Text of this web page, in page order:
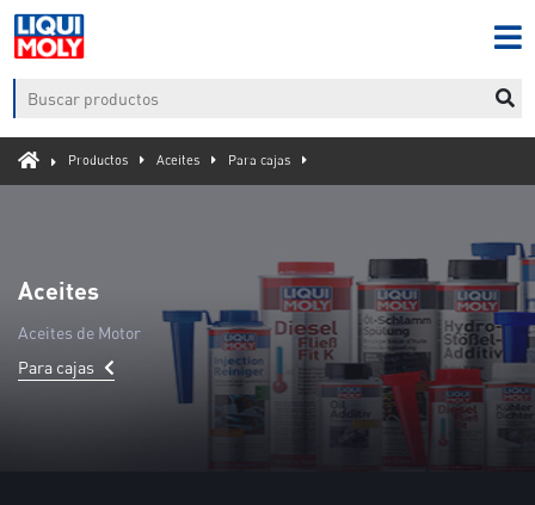
Productos Aceites Para cajas
Aceites
Aceites de Motor
Para cajas